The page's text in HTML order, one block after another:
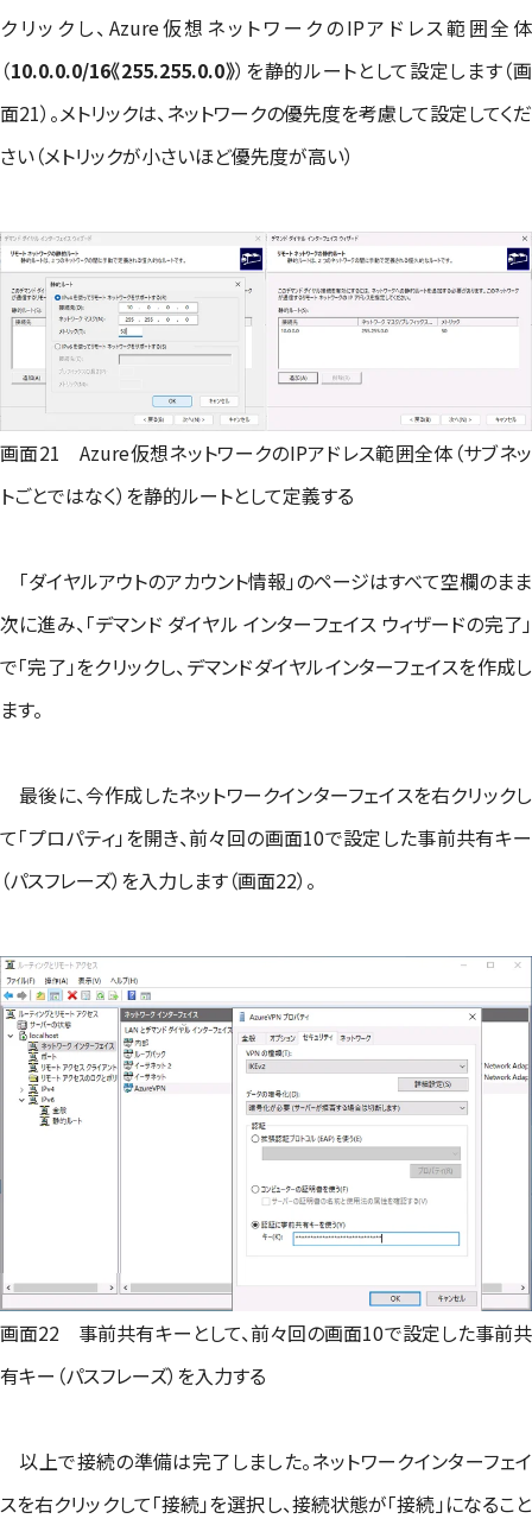
クリックし、Azure仮想ネットワークのIPアドレス範囲全体
（10.0.0.0/16《255.255.0.0》）を静的ルートとして設定します（画
面21）。メトリックは、ネットワークの優先度を考慮して設定してくだ
さい（メトリックが小さいほど優先度が高い）
画面21 Azure仮想ネットワークのIPアドレス範囲全体（サブネッ
トごとではなく）を静的ルートとして定義する
「ダイヤルアウトのアカウント情報」のページはすべて空欄のまま
次に進み、「デマンド ダイヤル インターフェイス ウィザードの完了」
で「完了」をクリックし、デマンドダイヤルインターフェイスを作成し
ます。
最後に、今作成したネットワークインターフェイスを右クリックし
て「プロパティ」を開き、前々回の画面10で設定した事前共有キー
（パスフレーズ）を入力します（画面22）。
画面22 事前共有キーとして、前々回の画面10で設定した事前共
有キー（パスフレーズ）を入力する
以上で接続の準備は完了しました。ネットワークインターフェイ
スを右クリックして「接続」を選択し、接続状態が「接続」になること